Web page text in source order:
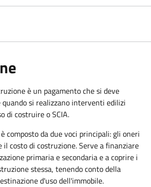
è un pagamento che si deve
quando si realizzano interventi edilizi
di costruire o SCIA.
composto da due voci principali: gli oneri
il costo di costruzione. Serve a finanziare
primaria e secondaria e a coprire i
stessa, tenendo conto della
d'uso dell'immobile.